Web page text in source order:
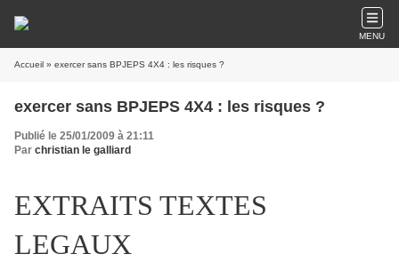
MENU
Accueil » exercer sans BPJEPS 4X4 : les risques ?
exercer sans BPJEPS 4X4 : les risques ?
Publié le 25/01/2009 à 21:11
Par christian le galliard
EXTRAITS TEXTES
LEGAUX